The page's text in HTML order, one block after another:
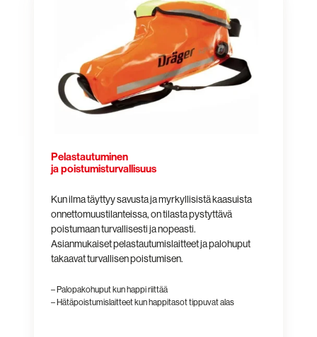
Pelastautuminen
ja poistumisturvallisuus
Kun ilma täyttyy savusta ja myrkyllisistä kaasuista
onnettomuustilanteissa, on tilasta pystyttävä
poistumaan turvallisesti ja nopeasti.
Asianmukaiset pelastautumislaitteet ja palohuput
takaavat turvallisen poistumisen.
– Palopakohuput kun happi riittää
– Hätäpoistumislaitteet kun happitasot tippuvat alas